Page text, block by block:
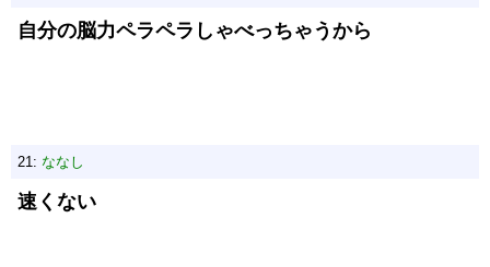
自分の脳力ペラペラしゃべっちゃうから
21: ななし
速くない